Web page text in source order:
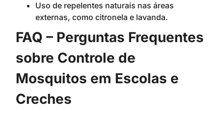
Uso de repelentes naturais nas áreas
externas, como citronela e lavanda.
FAQ – Perguntas Frequentes
sobre Controle de
Mosquitos em Escolas e
Creches